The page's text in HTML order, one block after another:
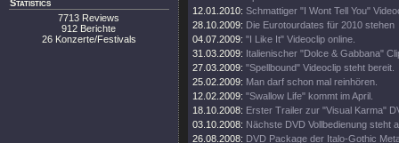
Statistics
7713 Reviews
912 Berichte
26 Konzerte/Festivals
12.01.2010: Schmattiger "I Wont Tell You"
28.10.2009: Die Eurotourdates für 2010 stehen
04.07.2009: "I Like It" Videoclip online.
31.03.2009: Italienischer "Dolce & Gabbana"
27.03.2009: "Spellbound" Videoclip steht bereit.
25.02.2009: Man darf schon mal reinhören.
12.02.2009: "Swallow Life" kommt im April.
18.10.2008: Erster Trailer zur "Visual Karma"
03.10.2008: Nächste DVD Vollbedienung steht
26.08.2008: DVD Package der Italo-Gothic